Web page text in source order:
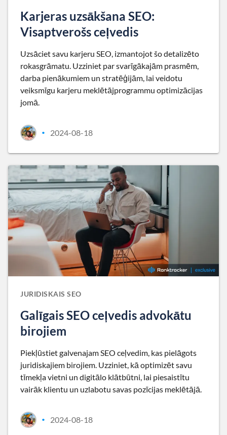
Karjeras uzsākšana SEO:
Visaptverošs ceļvedis
Uzsāciet savu karjeru SEO, izmantojot šo detalizēto
rokasgrāmatu. Uzziniet par svarīgākajām prasmēm,
darba pienākumiem un stratēģijām, lai veidotu
veiksmīgu karjeru meklētājprogrammu optimizācijas
jomā.
• 2024-08-18
JURIDISKAIS SEO
Galīgais SEO ceļvedis advokātu
birojiem
Piekļūstiet galvenajam SEO ceļvedim, kas pielāgots
juridiskajiem birojiem. Uzziniet, kā optimizēt savu
tīmekļa vietni un digitālo klātbūtni, lai piesaistītu
vairāk klientu un uzlabotu savas pozīcijas meklētājā.
• 2024-08-18